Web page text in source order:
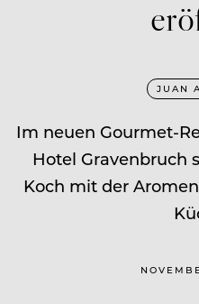
JUAN
Im neuen Gourmet-
Hotel Gravenbruch
Koch mit der